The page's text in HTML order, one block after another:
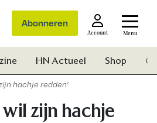
Abonneren
Account Menu
HN Actueel Shop
hachje redden’
wil zijn hachje